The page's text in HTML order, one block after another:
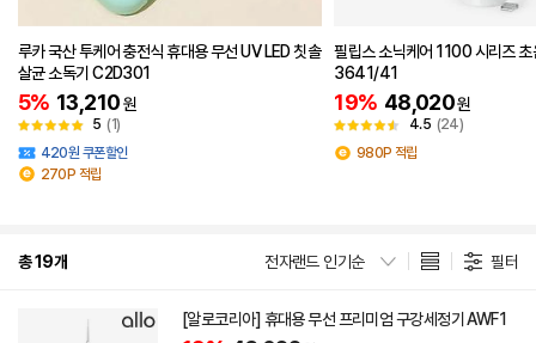
루카 국산 투케어 충전식 휴대용 무선 UV LED 칫솔
살균 소독기 C2D301
5% 13,210원
5 (1)
420원 쿠폰할인
270P 적립
필립스 소닉케어 1100 시리즈
3641/41
19% 48,020원
4.5 (24)
980P 적립
총 19개 전자랜드 인기순 필터
[알로코리아] 휴대용 무선 프리미엄 구강세정기 AWF1